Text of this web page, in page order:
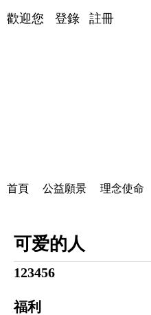
歡迎您 登錄 註冊
首頁 公益願景 理念使命
可爱的人
123456
福利